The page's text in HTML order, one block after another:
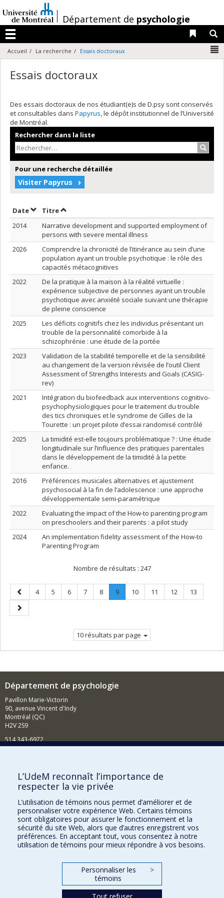
au
contenu
/Département de psychologie
Menu
Liens
Accueil La recherche Essais doctoraux
Essais doctoraux
Des essais doctoraux de nos étudiant(e)s de D.psy sont conservés
et consultables dans Papyrus, le dépôt institutionnel de l’Université
de Montréal.
Rechercher dans la liste
Pour une recherche détaillée
Visiter Papyrus
DateTrier par date en ordre décroissant
TitreTrier par titre en ordre décroissant
2014
Narrative development and supported employment of
persons with severe mental illness
2026
Comprendre la chronicité de l’itinérance au sein d’une
population ayant un trouble psychotique : le rôle des
capacités métacognitives
2022
De la pratique à la maison à la réalité virtuelle :
expérience subjective de personnes ayant un trouble
psychotique avec anxiété sociale suivant une thérapie
de pleine conscience
2025
Les déficits cognitifs chez les individus présentant un
trouble de la personnalité comorbide à la
schizophrénie : une étude de la portée
2023
Validation de la stabilité temporelle et de la sensibilité
au changement de la version révisée de l’outil Client
Assessment of Strengths Interests and Goals (CASIG-
rev)
2021
Intégration du biofeedback aux interventions cognitivo-
psychophysiologiques pour le traitement du trouble
des tics chroniques et le syndrome de Gilles de la
Tourette : un projet pilote d’essai randomisé contrôlé
2025
La timidité est-elle toujours problématique ? : Une étude
longitudinale sur l’influence des pratiques parentales
dans le développement de la timidité à la petite
enfance.
2016
Préférences musicales alternatives et ajustement
psychosocial à la fin de l’adolescence : une approche
développementale semi-paramétrique
2022
Evaluating the impact of the How-to parenting program
on preschoolers and their parents : a pilot study
2024
An implementation fidelity assessment of the How-to
Parenting Program
Nombre de résultats : 247
Page
précédente
Page
4 Page
5 Page
6 Page
7 Page
8 Page
9.
Page
Page
10 Page
11 Page
12 Page
13
Page
suivante
10 résultats par page
Département de psychologie
Pavillon Marie-Victorin
90, avenue Vincent d'Indy
Montréal (QC)
H2V 2S9
514 343-6972
Comment soutenir le Département?
BESOIN D'AIDE?
Plan du site
Signaler une erreur
Accessibilité
FACULTÉ DES ARTS ET DES SCIENCES
Nos départements et écoles
L’UdeM reconnaît l’importance de
respecter la vie privée
L’utilisation de témoins nous permet d’améliorer et de
personnaliser votre expérience Web. Certains témoins
sont obligatoires pour assurer le fonctionnement et la
sécurité du site Web, alors que d’autres enregistrent vos
préférences. En acceptant tout, vous consentez à notre
utilisation de témoins pour mieux répondre à vos besoins.
Personnaliser les
témoins
>
Tout refuser